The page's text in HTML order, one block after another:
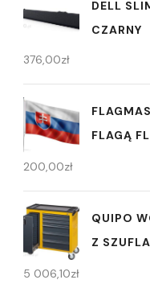
DELL
CZARNY
376,00zł
FLAGĄ
200,00zł
QUIPO
Z
5 006,10zł